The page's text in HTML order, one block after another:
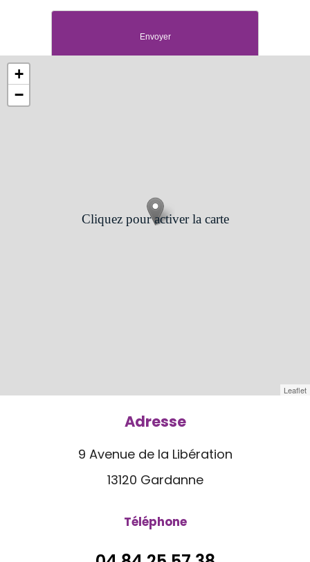
Cliquez pour activer la carte
+
−
Leaflet
Adresse
9 Avenue de la Libération
13120 Gardanne
Téléphone